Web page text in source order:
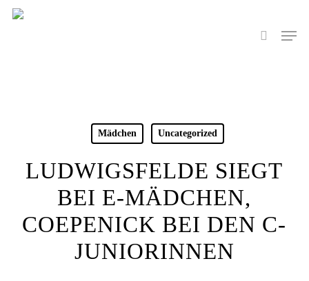
Skip
search
Menu
Mädchen Uncategorized
LUDWIGSFELDE SIEGT
BEI E-MÄDCHEN,
COEPENICK BEI DEN C-
JUNIORINNEN